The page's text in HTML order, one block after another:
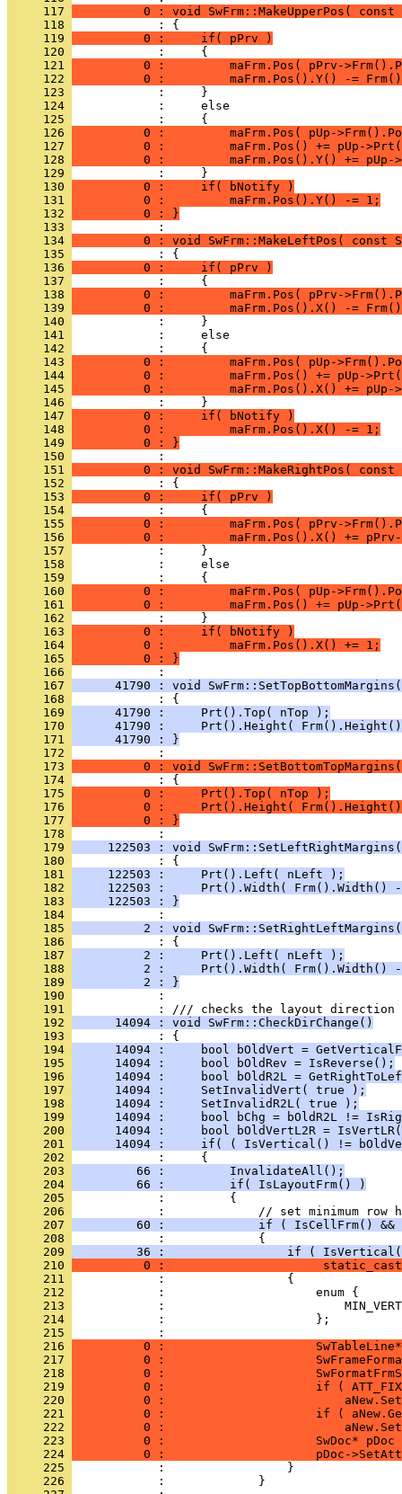
     117
0 : void SwFrm::MakeUpperPos(
     118
     119
          0 :     if( pPrv )
     120
     121
0 :         maFrm.Pos( pPrv-
     122
0 :         maFrm.Pos().Y() -=
     123
     124
     125
     126
0 :         maFrm.Pos( pUp-
     127
0 :         maFrm.Pos() += pUp-
     128
0 :         maFrm.Pos().Y() +=
     129
     130
          0 :     if( bNotify )
     131
          0 :         maFrm.Pos().Y() -= 1;
     132
          0 : }
     133
     134
0 : void SwFrm::MakeLeftPos( const
     135
     136
          0 :     if( pPrv )
     137
     138
0 :         maFrm.Pos( pPrv-
     139
0 :         maFrm.Pos().X() -=
     140
     141
     142
     143
0 :         maFrm.Pos( pUp-
     144
0 :         maFrm.Pos() += pUp-
     145
0 :         maFrm.Pos().X() +=
     146
     147
          0 :     if( bNotify )
     148
          0 :         maFrm.Pos().X() -= 1;
     149
          0 : }
     150
     151
0 : void SwFrm::MakeRightPos(
     152
     153
          0 :     if( pPrv )
     154
     155
0 :         maFrm.Pos( pPrv-
     156
0 :         maFrm.Pos().X() +=
     157
     158
     159
     160
0 :         maFrm.Pos( pUp-
     161
0 :         maFrm.Pos() += pUp-
     162
     163
          0 :     if( bNotify )
     164
          0 :         maFrm.Pos().X() += 1;
     165
          0 : }
     166
     167
41790 : void
     168
     169
      41790 :     Prt().Top( nTop );
     170
41790 :     Prt().Height(
     171
      41790 : }
     172
     173
0 : void
     174
     175
          0 :     Prt().Top( nTop );
     176
0 :     Prt().Height(
     177
          0 : }
     178
     179
122503 : void
     180
     181
     122503 :     Prt().Left( nLeft );
     182
122503 :     Prt().Width( Frm().Width()
     183
     122503 : }
     184
     185
2 : void
     186
     187
          2 :     Prt().Left( nLeft );
     188
2 :     Prt().Width( Frm().Width()
     189
          2 : }
     190
            :
     191
     192
      14094 : void SwFrm::CheckDirChange()
     193
     194
14094 :     bool bOldVert =
     195
      14094 :     bool bOldRev = IsReverse();
     196
14094 :     bool bOldR2L =
     197
      14094 :     SetInvalidVert( true );
     198
      14094 :     SetInvalidR2L( true );
     199
14094 :     bool bChg = bOldR2L !=
     200
14094 :     bool bOldVertL2R =
     201
14094 :     if( ( IsVertical() !=
     202
     203
         66 :         InvalidateAll();
     204
         66 :         if( IsLayoutFrm() )
     205
     206
     207
60 :             if ( IsCellFrm() &&
     208
     209
36 :                 if (
     210
0 :
     211
     212
     213
     214
     215
     216
0 :
     217
0 :
     218
0 :
     219
0 :                     if (
     220
0 :
     221
0 :                     if (
     222
0 :
     223
0 :                     SwDoc* pDoc
     224
0 :                     pDoc-
     225
     226